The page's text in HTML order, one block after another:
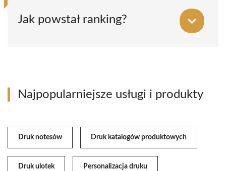
Jak powstał ranking?
Najpopularniejsze usługi i produkty
Druk notesów Druk katalogów produktowych
Druk ulotek Personalizacja druku